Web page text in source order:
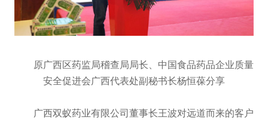
原广西区药监局稽查局局长、中国食品药品企业质量
安全促进会广西代表处副秘书长杨恒葆分享
广西双蚁药业有限公司董事长王波对远道而来的客户